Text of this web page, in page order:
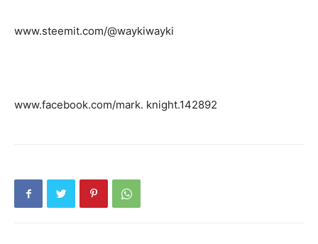
www.steemit.com/@waykiwayki
www.facebook.com/mark. knight.142892